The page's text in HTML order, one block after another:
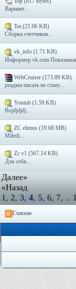
Вариант...
Tot (21.06 KB)
Сборка счетчиков...
vk_info (1.71 KB)
Информер vk.com
WebCruiser (173.89 KB)
реадми писать не стану...
Youtub (1.59 KB)
Bxjdjdjdj...
ZC elimus (19.68 MB)
Miledi...
Zc v1 (567.14 KB)
Для себя...
Далее»
«Назад
1 , 2, 3, 4, 5, 6, 7, ..
Главная